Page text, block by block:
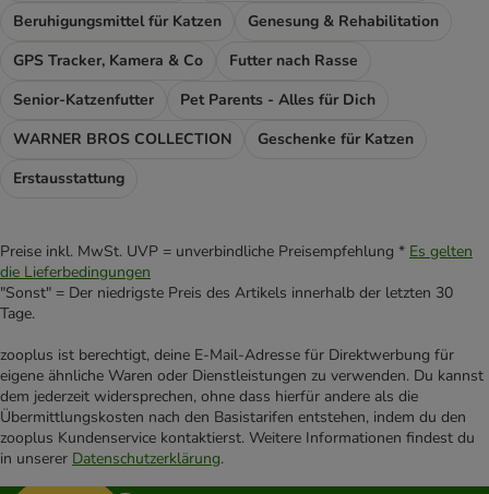
Beruhigungsmittel für Katzen
Genesung & Rehabilitation
GPS Tracker, Kamera & Co
Futter nach Rasse
Senior-Katzenfutter
Pet Parents - Alles für Dich
WARNER BROS COLLECTION
Geschenke für Katzen
Erstausstattung
Preise inkl. MwSt. UVP = unverbindliche Preisempfehlung * Es gelten
die Lieferbedingungen
"Sonst" = Der niedrigste Preis des Artikels innerhalb der letzten 30
Tage.
zooplus ist berechtigt, deine E-Mail-Adresse für Direktwerbung für
eigene ähnliche Waren oder Dienstleistungen zu verwenden. Du kannst
dem jederzeit widersprechen, ohne dass hierfür andere als die
Übermittlungskosten nach den Basistarifen entstehen, indem du den
zooplus Kundenservice kontaktierst. Weitere Informationen findest du
in unserer Datenschutzerklärung.